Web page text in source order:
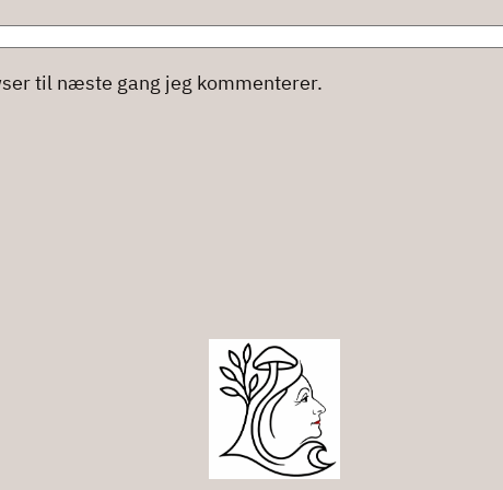
til næste gang jeg kommenterer.